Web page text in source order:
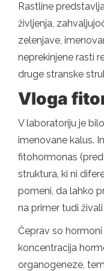
Rastline
življenja,
zelenjave,
neprekinjene rasti
druge stranske
Vloga
V laboratoriju je
imenovane kalus.
fitohormonas
struktura, ki ni
pomeni, da lahko
na primer tudi živali
Čeprav so
koncentracija
organogeneze,